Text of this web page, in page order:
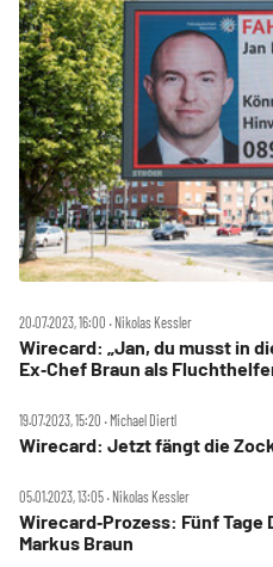
20.07.2023, 16:00 ‧ Nikolas Kessler
Wirecard: „Jan, du musst in
Ex‑Chef Braun als
19.07.2023, 15:20 ‧ Michael Diertl
Wirecard: Jetzt fängt die
05.01.2023, 13:05 ‧ Nikolas Kessler
Wirecard‑Prozess: Fünf Tage
Markus Braun